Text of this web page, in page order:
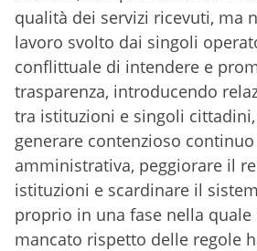
qualità dei servizi ricevuti, ma
lavoro svolto dai singoli
conflittuale di intendere e
trasparenza, introducendo
tra istituzioni e singoli
generare contenzioso
amministrativa, peggiorare il
istituzioni e scardinare il
proprio in una fase nella quale
mancato rispetto delle regole